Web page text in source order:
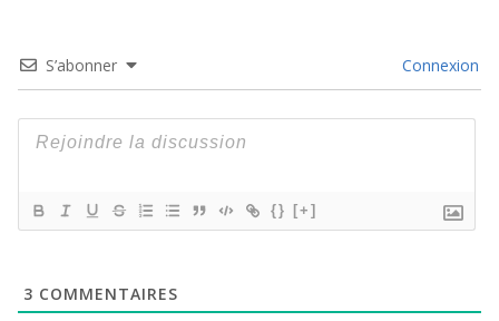
S’abonner Connexion
{} [+]
3 COMMENTAIRES